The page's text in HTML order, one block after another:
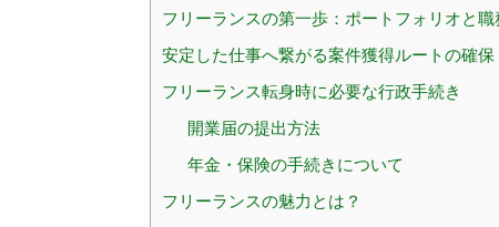
フリーランスの第一歩：ポートフォリオと
安定した仕事へ繋がる案件獲得ルートの確保
フリーランス転身時に必要な行政手続き
開業届の提出方法
年金・保険の手続きについて
フリーランスの魅力とは？